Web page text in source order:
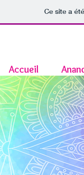
Ce site a
Accueil